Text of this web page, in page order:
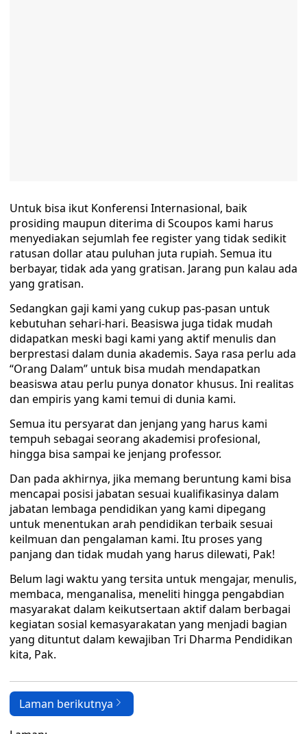
Untuk bisa ikut Konferensi Internasional, baik
prosiding maupun diterima di Scoupos kami harus
menyediakan sejumlah fee register yang tidak sedikit
ratusan dollar atau puluhan juta rupiah. Semua itu
berbayar, tidak ada yang gratisan. Jarang pun kalau ada
yang gratisan.
Sedangkan gaji kami yang cukup pas-pasan untuk
kebutuhan sehari-hari. Beasiswa juga tidak mudah
didapatkan meski bagi kami yang aktif menulis dan
berprestasi dalam dunia akademis. Saya rasa perlu ada
“Orang Dalam” untuk bisa mudah mendapatkan
beasiswa atau perlu punya donator khusus. Ini realitas
dan empiris yang kami temui di dunia kami.
Semua itu persyarat dan jenjang yang harus kami
tempuh sebagai seorang akademisi profesional,
hingga bisa sampai ke jenjang professor.
Dan pada akhirnya, jika memang beruntung kami bisa
mencapai posisi jabatan sesuai kualifikasinya dalam
jabatan lembaga pendidikan yang kami dipegang
untuk menentukan arah pendidikan terbaik sesuai
keilmuan dan pengalaman kami. Itu proses yang
panjang dan tidak mudah yang harus dilewati, Pak!
Belum lagi waktu yang tersita untuk mengajar, menulis,
membaca, menganalisa, meneliti hingga pengabdian
masyarakat dalam keikutsertaan aktif dalam berbagai
kegiatan sosial kemasyarakatan yang menjadi bagian
yang dituntut dalam kewajiban Tri Dharma Pendidikan
kita, Pak.
Laman berikutnya